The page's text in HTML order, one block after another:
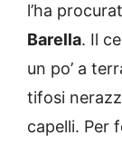
l’ha
Barella. Il
un po’ a
tifosi
capelli. Per